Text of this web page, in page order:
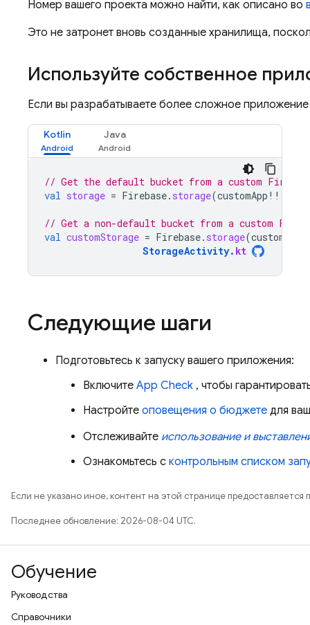
Номер вашего проекта можно найти, как описано во
Это не затронет вновь созданные хранилища,
Используйте собственное
Если вы разрабатываете более сложное
Kotlin Java
// Get the default bucket from a custom
val storage = Firebase. storage(customApp !!
// Get a non-default bucket from a custom
val customStorage = Firebase. storage(customApp
StorageActivity. kt
Следующие шаги
Подготовьтесь к запуску вашего приложения:
Включите App Check , чтобы
Настройте оповещения о бюджете для
Отслеживайте использование и
Ознакомьтесь с контрольным списком
Если не указано иное, контент на этой странице предоставляется
Последнее обновление: 2026-08-04 UTC.
Обучение
Руководства
Справочники